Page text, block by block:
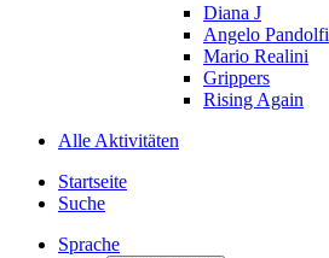
Diana J
Angelo Pandolfi
Mario Realini
Grippers
Rising Again
Alle Aktivitäten
Startseite
Suche
Sprache